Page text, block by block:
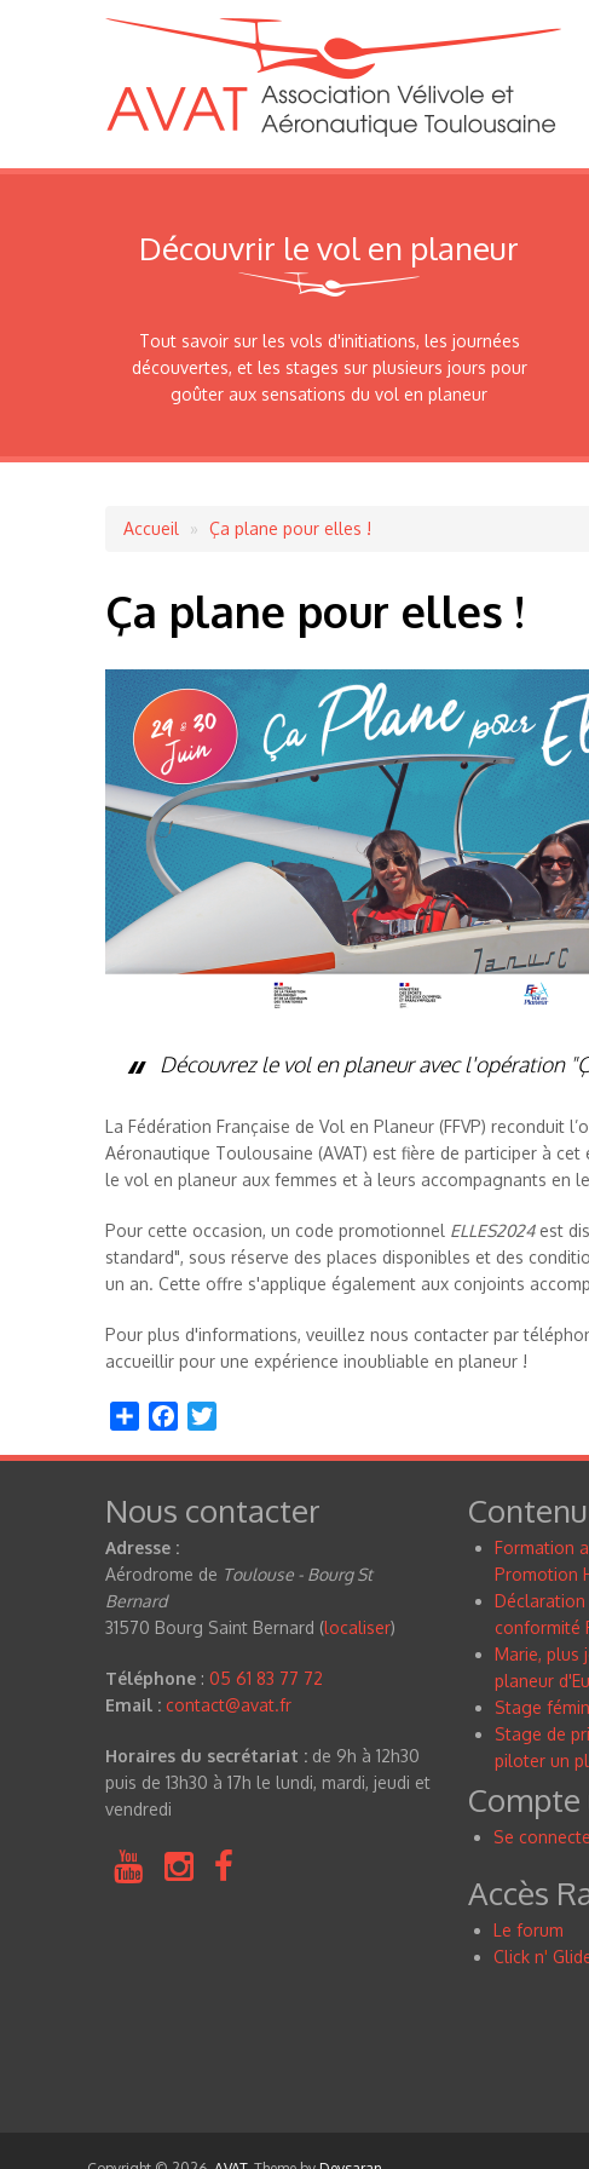
Découvrir le vol en planeur
Tout savoir sur les vols d'initiations, les journées
découvertes, et les stages sur plusieurs jours pour
goûter aux sensations du vol en planeur
Fil
d'Ariane
Accueil Ça plane pour elles !
Ça plane pour elles !
Découvrez le vol en planeur avec l'opération
La Fédération Française de Vol en Planeur (FFVP) reconduit
Aéronautique Toulousaine (AVAT) est fière de participer à
le vol en planeur aux femmes et à leurs accompagnants en
Pour cette occasion, un code promotionnel ELLES2024est
standard", sous réserve des places disponibles et des
un an. Cette offre s'applique également aux conjoints
Pour plus d'informations, veuillez nous contacter par
accueillir pour une expérience inoubliable en planeur !
Share Facebook
Nous contacter
Adresse :
Aérodrome de Toulouse - Bourg St
Bernard
31570 Bourg Saint Bernard (localiser)
Téléphone : 05 61 83 77 72
Email : contact@avat.fr
Horaires du secrétariat : de 9h à 12h30
puis de 13h30 à 17h le lundi, mardi, jeudi et
vendredi
Formation
Promotion
conformité
Marie, plus
planeur
Stage
Stage de
piloter un
Se
Accès
Le forum
Click n'